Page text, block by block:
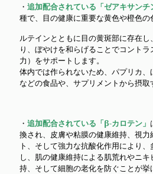
・ 追加配合されている「ゼアキサンチ
種で、目の健康に重要な黄色や橙色の
ルテインとともに目の黄斑部に存在
り、ぼやけを和らげることでコント
力）をサポートします。
体内では作られないため、パプリカ
などの食品や、サプリメントから摂取
・ 追加配合されている「β-カロテン」
換され、皮膚や粘膜の健康維持、視
ト、そして強力な抗酸化作用により
し、肌の健康維持による肌荒れやニ
持、そして細胞の老化を防ぐことが挙